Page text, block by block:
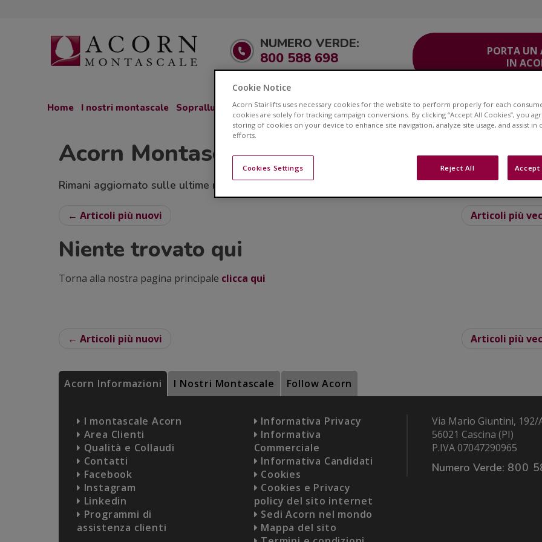
NUMERO VERDE:
800 588 698
PORTA UN
IN
Home I nostri montascale Sopralluogo GRATUITO Corsia Veloce® Area Clienti Servizio Clienti Contatti
Acorn Montascale Blog
Rimani aggiornato sulle ultime novità relative ai montascale e ottieni consigli su stili di vita e
← Articoli più nuovi Articoli più
Niente trovato qui
Torna alla nostra pagina principale clicca qui
← Articoli più nuovi Articoli più
Acorn Informazioni I Nostri Montascale Follow Acorn
I montascale Acorn
Area Clienti
Qualità e Collaudi
Contatti
Facebook
Instagram
Linkedin
Programmi di
assistenza clienti
Informativa Privacy
Informativa
Commerciale
Informativa Candidati
Cookies
Cookies e Privacy
policy del sito internet
Sedi Acorn nel mondo
Mappa del sito
Via Mario Giuntini, 192/
56021 Cascina (PI)
P.IVA 07047290965
Numero Verde: 800
Cookie Notice
Acorn Stairlifts uses necessary cookies for the website to perform properly for each
cookies are solely for tracking campaign conversions. By clicking “Accept All Cookies”, you
storing of cookies on your device to enhance site navigation, analyze site usage, and assist in
efforts.
Reject All Accept
Cookies Settings